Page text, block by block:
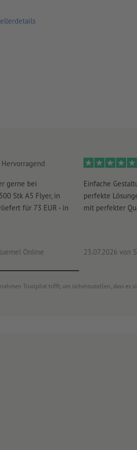
Hervorragend
gerne bei
Stk A5 Flyer, in
für 73 EUR - in
Online
Einfache
perfekte
mit perfekter
23.07.2026 von
Trustpilot trifft, um sicherzustellen, dass es